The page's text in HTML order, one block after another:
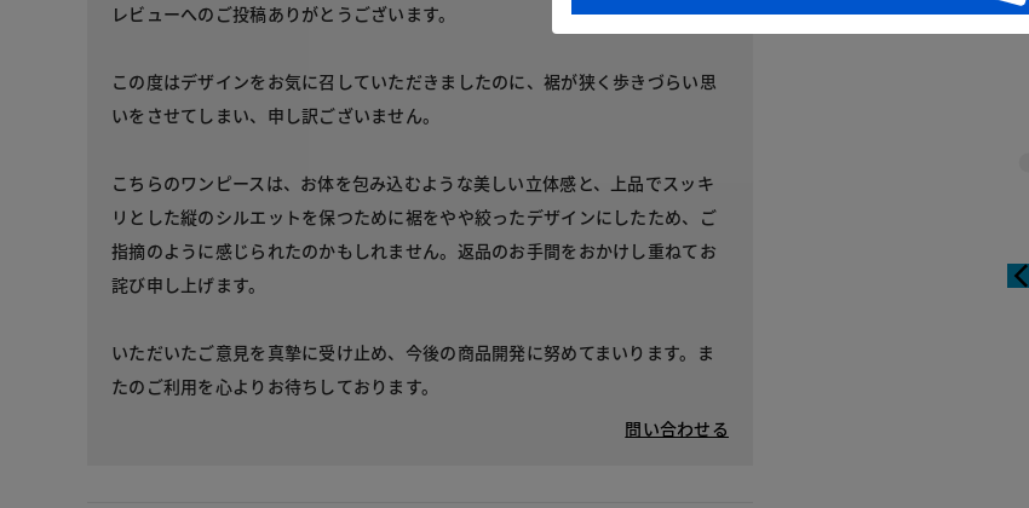
レビューへのご投稿ありがとうございます。
この度はデザインをお気に召していただきましたのに、裾が狭く歩きづらい思
いをさせてしまい、申し訳ございません。
こちらのワンピースは、お体を包み込むような美しい立体感と、上品でスッキ
リとした縦のシルエットを保つために裾をやや絞ったデザインにしたため、ご
指摘のように感じられたのかもしれません。返品のお手間をおかけし重ねてお
詫び申し上げます。
いただいたご意見を真摯に受け止め、今後の商品開発に努めてまいります。ま
たのご利用を心よりお待ちしております。
問い合わせる